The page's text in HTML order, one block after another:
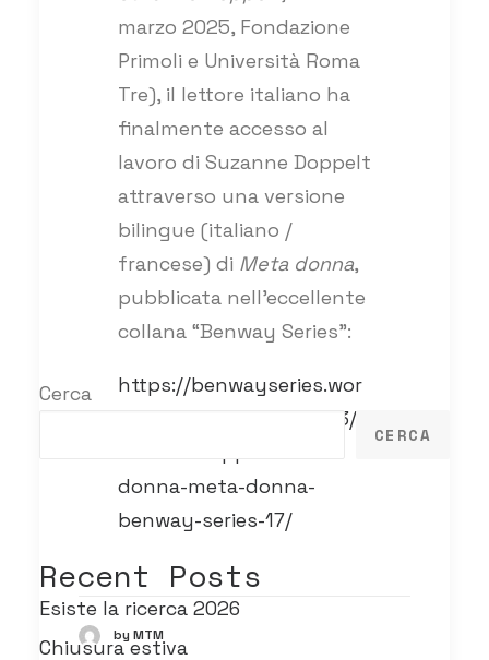
marzo 2025, Fondazione
Primoli e Università Roma
Tre), il lettore italiano ha
finalmente accesso al
lavoro di Suzanne Doppelt
attraverso una versione
bilingue (italiano /
francese) di Meta donna,
pubblicata nell’eccellente
collana “Benway Series”:
https://benwayseries.wor
dpress.com/2025/03/03/s
donna-meta-donna-
benway-series-17/
by MTM
Cerca
CERCA
Recent Posts
Esiste la ricerca 2026
Chiusura estiva